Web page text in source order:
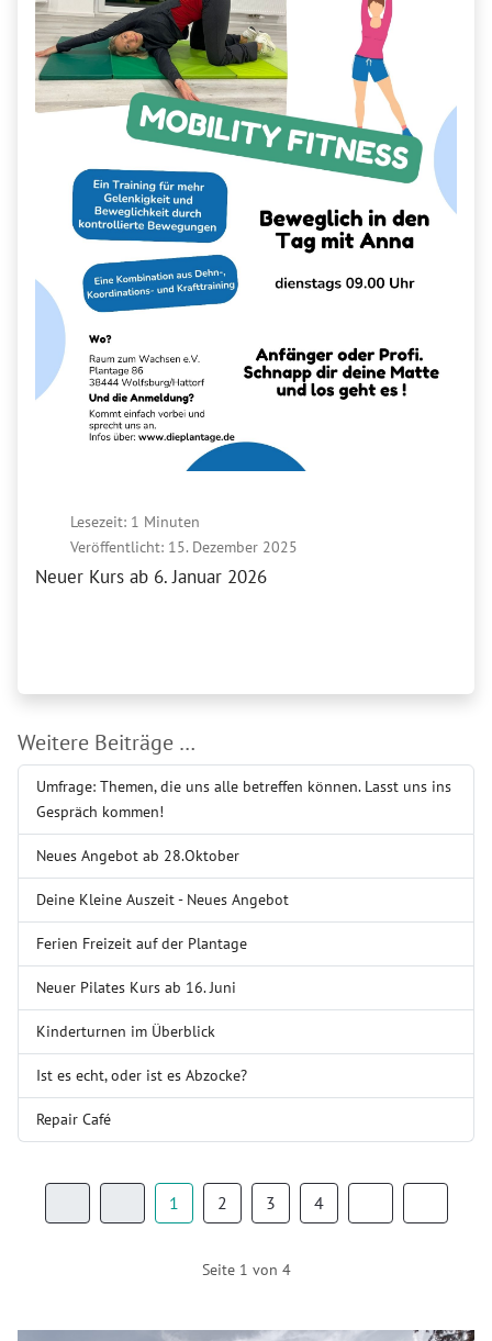
Lesezeit: 1 Minuten
Veröffentlicht: 15. Dezember 2025
Neuer Kurs ab 6. Januar 2026
Weitere Beiträge …
Umfrage: Themen, die uns alle betreffen können. Lasst uns ins
Gespräch kommen!
Neues Angebot ab 28.Oktober
Deine Kleine Auszeit - Neues Angebot
Ferien Freizeit auf der Plantage
Neuer Pilates Kurs ab 16. Juni
Kinderturnen im Überblick
Ist es echt, oder ist es Abzocke?
Repair Café
1 2 3 4
Seite 1 von 4